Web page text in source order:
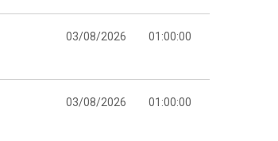
03/08/2026 01:00:00
03/08/2026 01:00:00